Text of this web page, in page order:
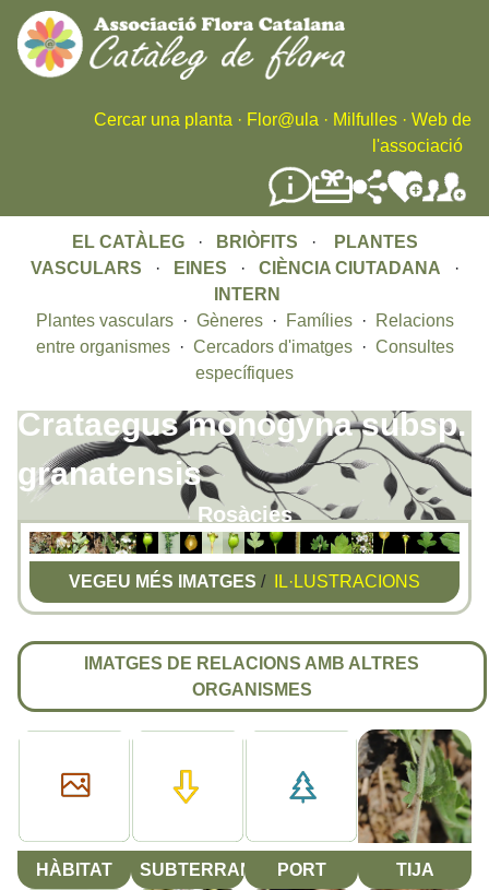
Skip
to
main
content
Cercar una planta · Flor@ula · Milfulles · Web de
l'associació
EL CATÀLEG· BRIÒFITS ·
PLANTES
VASCULARS · EINES · CIÈNCIA CIUTADANA ·
INTERN
Plantes vasculars· Gèneres· Famílies·
Relacions
entre organismes· Cercadors d'imatges· Consultes
específiques
Crataegus monogyna subsp.
granatensis
Rosàcies
VEGEU MÉS IMATGES / IL·LUSTRACIONS
IMATGES DE RELACIONS AMB ALTRES
ORGANISMES
HÀBITAT SUBTERRANI PORT TIJA